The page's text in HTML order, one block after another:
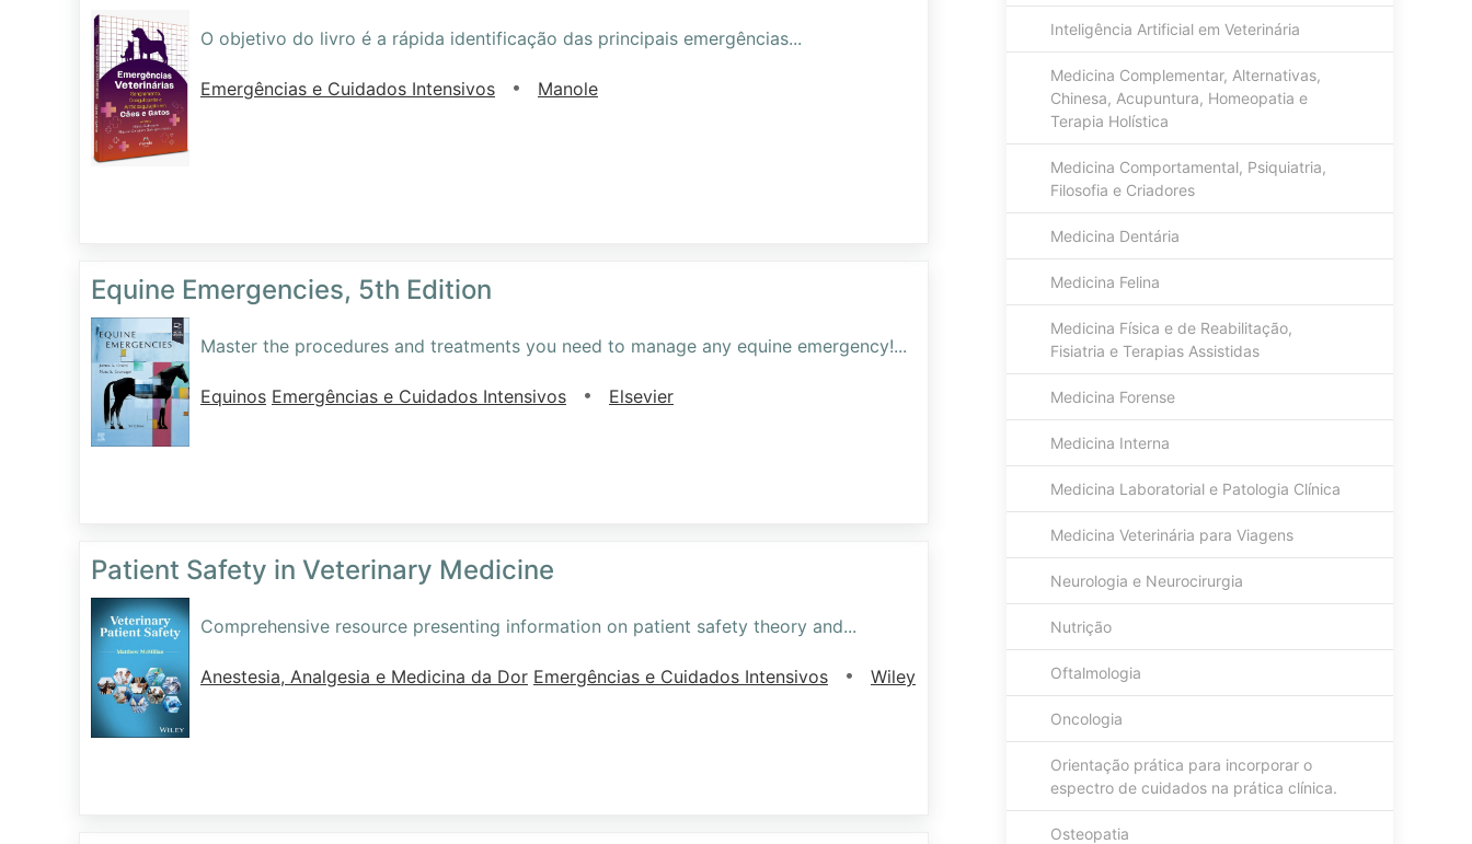
O objetivo do livro é a rápida identificação das principais emergências...
Emergências e Cuidados Intensivos • Manole
Equine Emergencies, 5th Edition
Master the procedures and treatments you need to manage any equine emergency!...
Equinos Emergências e Cuidados Intensivos • Elsevier
Patient Safety in Veterinary Medicine
Comprehensive resource presenting information on patient safety theory and...
Anestesia, Analgesia e Medicina da Dor Emergências e Cuidados Intensivos • Wiley
Inteligência Artificial em Veterinária
Medicina Complementar, Alternativas,
Chinesa, Acupuntura, Homeopatia e
Terapia Holística
Medicina Comportamental, Psiquiatria,
Filosofia e Criadores
Medicina Dentária
Medicina Felina
Medicina Física e de Reabilitação,
Fisiatria e Terapias Assistidas
Medicina Forense
Medicina Interna
Medicina Laboratorial e Patologia Clínica
Medicina Veterinária para Viagens
Neurologia e Neurocirurgia
Nutrição
Oftalmologia
Oncologia
Orientação prática para incorporar o
espectro de cuidados na prática clínica.
Osteopatia